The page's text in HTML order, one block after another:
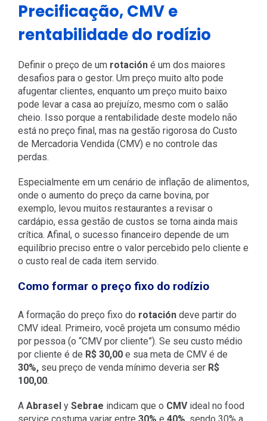
Precificação, CMV e
rentabilidade do rodízio
Definir o preço de um rotacióné um dos maiores
desafios para o gestor. Um preço muito alto pode
afugentar clientes, enquanto um preço muito baixo
pode levar a casa ao prejuízo, mesmo com o salão
cheio. Isso porque a rentabilidade deste modelo não
está no preço final, mas na gestão rigorosa do Custo
de Mercadoria Vendida (CMV) e no controle das
perdas.
Especialmente em um cenário de inflação de alimentos,
onde o aumento do preço da carne bovina, por
exemplo, levou muitos restaurantes a revisar o
cardápio, essa gestão de custos se torna ainda mais
crítica. Afinal, o sucesso financeiro depende de um
equilíbrio preciso entre o valor percebido pelo cliente e
o custo real de cada item servido.
Como formar o preço fixo do rodízio
A formação do preço fixo do rotacióndeve partir do
CMV ideal. Primeiro, você projeta um consumo médio
por pessoa (o “CMV por cliente”). Se seu custo médio
por cliente é de R$ 30,00e sua meta de CMV é de
30%,seu preço de venda mínimo deveria ser R$
100,00.
A Abrasely Sebrae indicam que o CMVideal no food